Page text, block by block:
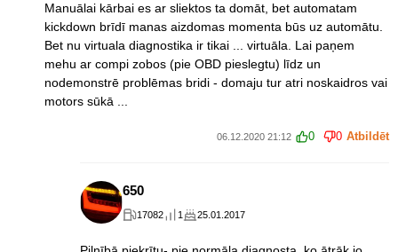
Manuālai kārbai es ar sliektos ta domāt, bet automatam
kickdown brīdī manas aizdomas momenta būs uz automātu.
Bet nu virtuala diagnostika ir tikai ... virtuāla. Lai paņem
mehu ar compi zobos (pie OBD pieslegtu) līdz un
nodemonstrē problēmas bridi - domaju tur atri noskaidros vai
motors sūkā ...
06.12.2020 21:12 0 0 Atbildēt
650
17082 1 25.01.2017